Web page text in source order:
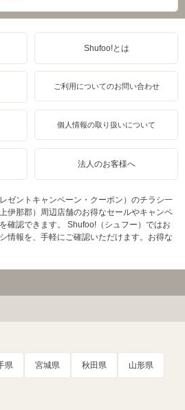
Shufoo!とは
ご利用についてのお問い合わせ
個人情報の取り扱いについて
法人のお客様へ
ゼントキャンペーン・クーポン）のチラシ一
伊那郡）周辺店舗のお得なセールやキャンペ
確認できます。 Shufoo!（シュフー）ではお
情報を、手軽にご確認いただけます。お得な
県 宮城県 秋田県 山形県